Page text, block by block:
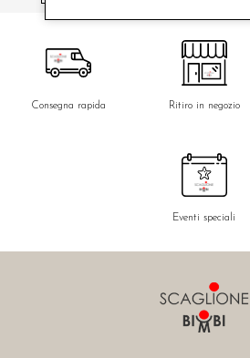
Consegna rapida Ritiro in negozio
Eventi speciali